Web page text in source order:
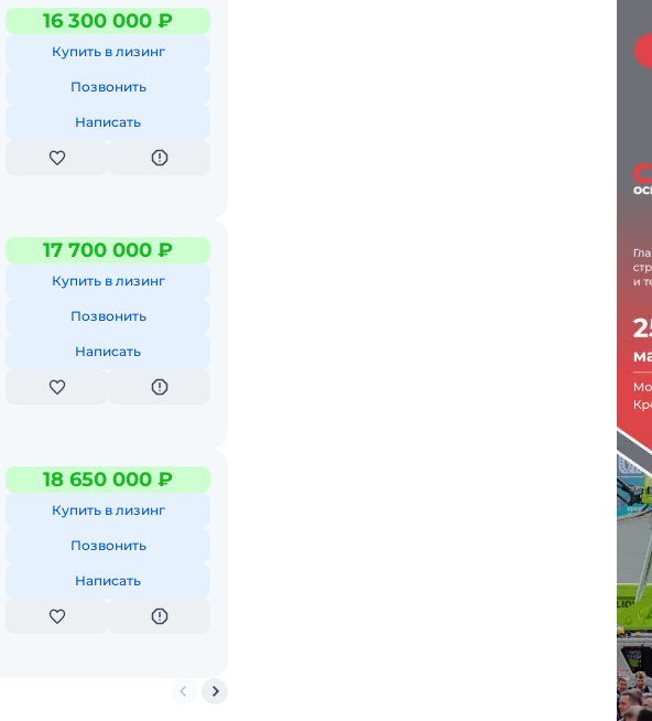
16 300 000 ₽
Купить в лизинг
Позвонить
Написать
17 700 000 ₽
Купить в лизинг
Позвонить
Написать
18 650 000 ₽
Купить в лизинг
Позвонить
Написать